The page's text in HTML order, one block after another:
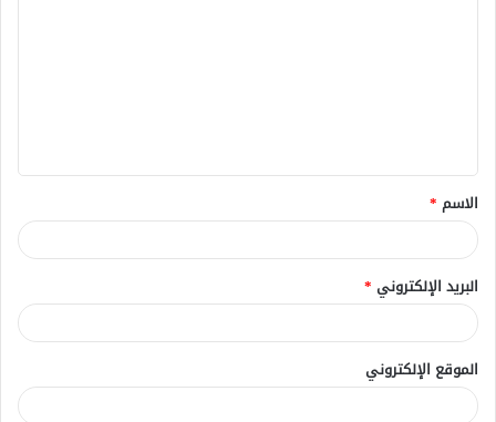
ق
*
الاسم *
البريد الإلكتروني *
الموقع الإلكتروني